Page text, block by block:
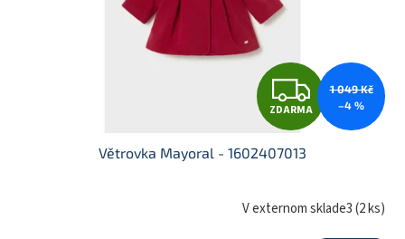
Z
A
ZDARMA
1 049 Kč
–4 %
Větrovka Mayoral - 1602407013
V externom sklade3(2 ks)